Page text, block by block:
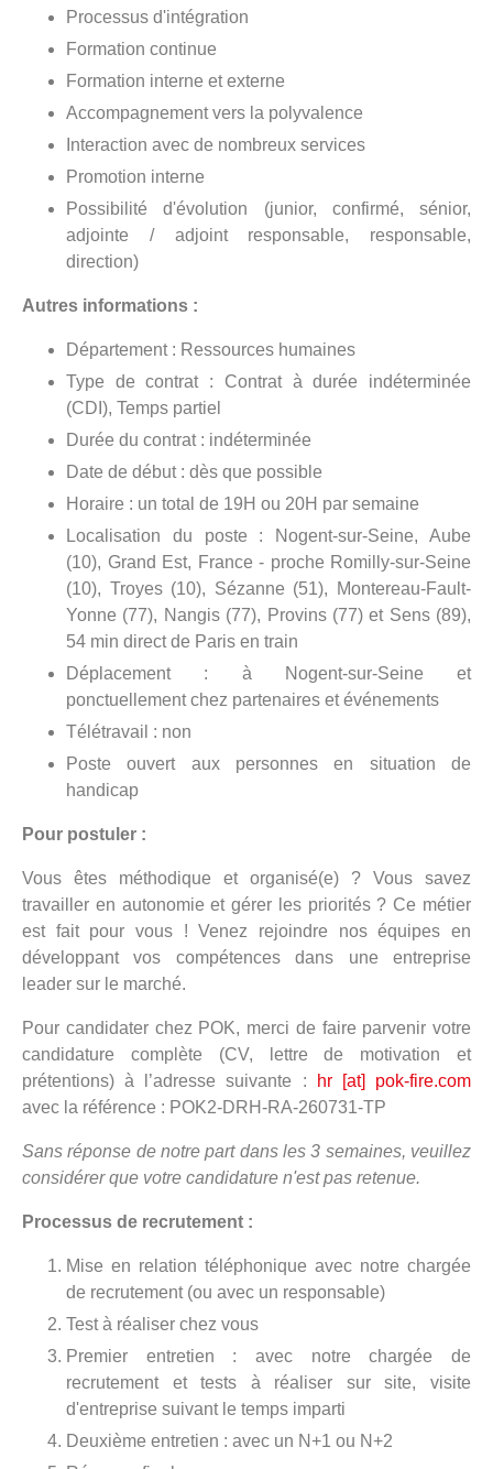
Processus d'intégration
Formation continue
Formation interne et externe
Accompagnement vers la polyvalence
Interaction avec de nombreux services
Promotion interne
Possibilité d'évolution (junior, confirmé, sénior,
adjointe / adjoint responsable, responsable,
direction)
Autres informations :
Département : Ressources humaines
Type de contrat : Contrat à durée indéterminée
(CDI), Temps partiel
Durée du contrat : indéterminée
Date de début : dès que possible
Horaire : un total de 19H ou 20H par semaine
Localisation du poste : Nogent-sur-Seine, Aube
(10), Grand Est, France - proche Romilly-sur-Seine
(10), Troyes (10), Sézanne (51), Montereau-Fault-
Yonne (77), Nangis (77), Provins (77) et Sens (89),
54 min direct de Paris en train
Déplacement : à Nogent-sur-Seine et
ponctuellement chez partenaires et événements
Télétravail : non
Poste ouvert aux personnes en situation de
handicap
Pour postuler :
Vous êtes méthodique et organisé(e) ? Vous savez
travailler en autonomie et gérer les priorités ? Ce métier
est fait pour vous ! Venez rejoindre nos équipes en
développant vos compétences dans une entreprise
leader sur le marché.
Pour candidater chez POK, merci de faire parvenir votre
candidature complète (CV, lettre de motivation et
prétentions) à l’adresse suivante :
hr [at] pok-fire.com
avec la référence : POK2-DRH-RA-260731-TP
Sans réponse de notre part dans les 3 semaines, veuillez
considérer que votre candidature n'est pas retenue.
Processus de recrutement :
Mise en relation téléphonique avec notre chargée
de recrutement (ou avec un responsable)
Test à réaliser chez vous
Premier entretien : avec notre chargée de
recrutement et tests à réaliser sur site, visite
d'entreprise suivant le temps imparti
Deuxième entretien : avec un N+1 ou N+2